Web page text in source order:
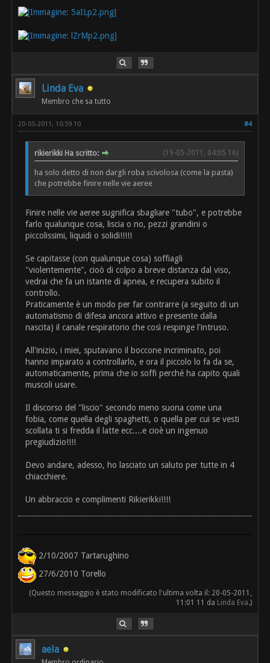
Linda Eva
Membro che sa tutto
#4
20-05-2011, 10:59 10
(19-05-2011, 04:05 16)
rikierikki Ha scritto:
ha solo detto di non dargli roba scivolosa (come la pasta)
che potrebbe finire nelle vie aeree
Finire nelle vie aeree sugnifica sbagliare "tubo", e potrebbe
farlo qualunque cosa, liscia o no, pezzi grandini o
piccolissimi, liquidi o solidi!!!!!
Se capitasse (con qualunque cosa) soffiagli
"violentemente", cioò di colpo a breve distanza dal viso,
vedrai che fa un istante di apnea, e recupera subito il
controllo.
Praticamente è un modo per far contrarre (a seguito di un
automatismo di difesa ancora attivo e presente dalla
nascita) il canale respiratorio che così respinge l'intruso.
All'inizio, i miei, sputavano il boccone incriminato, poi
hanno imparato a controllarlo, e ora il piccolo lo fa da se,
automaticamente, prima che io soffi perché ha capito quali
muscoli usare.
Il discorso del "liscio" secondo meno suona come una
fobia, come quella degli spaghetti, o quella per cui se vesti
scollata ti si fredda il latte ecc....e cioè un ingenuo
pregiudizio!!!!
Devo andare, adesso, ho lasciato un saluto per tutte in 4
chiacchiere.
Un abbraccio e complimenti Rikierikki!!!!
2/10/2007 Tartarughino
27/6/2010 Torello
(Questo messaggio è stato modificato l'ultima volta il: 20-05-2011,
11:01 11 da Linda Eva.)
aela